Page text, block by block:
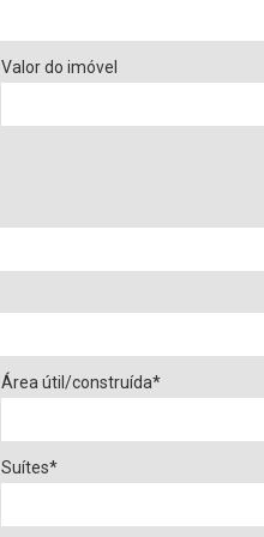
Valor do imóvel
Área útil/construída*
Suítes*